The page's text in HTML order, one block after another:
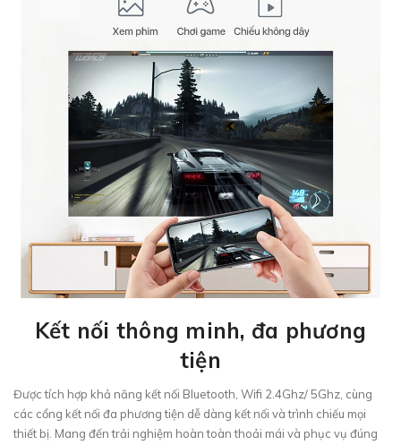
Kết nối thông minh, đa phương
tiện
Được tích hợp khả năng kết nối Bluetooth, Wifi 2.4Ghz/ 5Ghz, cùng
các cổng kết nối đa phương tiện dễ dàng kết nối và trình chiếu mọi
thiết bị. Mang đến trải nghiệm hoàn toàn thoải mái và phục vụ đúng